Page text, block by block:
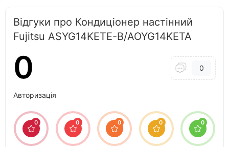
Відгуки про Кондиціонер настінний
Fujitsu ASYG14KETE-B/AOYG14KETA
0 0
Авторизація
0 0 0 0 0